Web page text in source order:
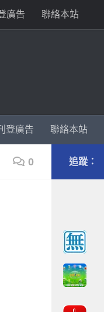
廣告 聯絡本站
登廣告 聯絡本站
0 追蹤：